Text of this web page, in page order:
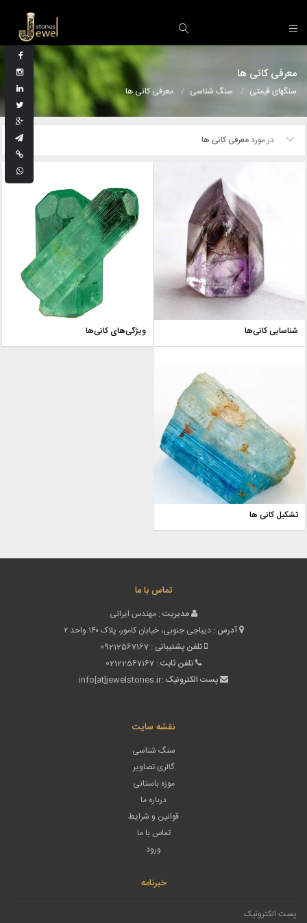
معرفی کانی ها
سنگهای قیمتی سنگ شناسی معرفی کانی ها
در موردمعرفی کانی ها
شناسایی کانی‌ها ویژگی‌های کانی‌ها
تشکیل کانی ها
تماس با ما
مدیریت : مهندس ایرانی
آدرس : دیباجی جنوبی، خیابان کامور، پلاک ۱۴۰ واحد ۲
تلفن پشتیبانی : 09212567167
تلفن ثابت : 02122567167
پست الکترونیک :info[at]jewelstones.ir
نقشه سایت
سنگ شناسی
گالری تصاویر
موزه باستانی
درباره ما
قوانین و شرایط
تماس با ما
ورود
خبرنامه